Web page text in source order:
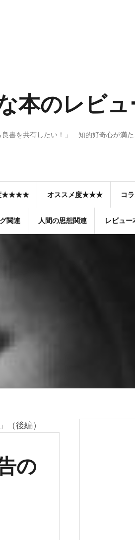
本のレビュ
書を共有したい！」 知的好奇心が満た
★★★★ オススメ度★★★ コ
関連 人間の思想関連 レビュー
（後編）
の